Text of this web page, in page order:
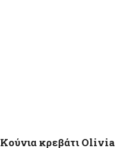
Κούνια κρεβάτι Olivia